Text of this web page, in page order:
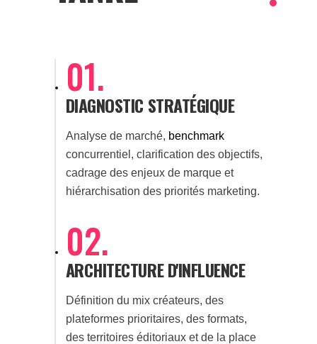
01.
DIAGNOSTIC STRATÉGIQUE
Analyse de marché, benchmark
concurrentiel, clarification des objectifs,
cadrage des enjeux de marque et
hiérarchisation des priorités marketing.
02.
ARCHITECTURE D'INFLUENCE
Définition du mix créateurs, des
plateformes prioritaires, des formats,
des territoires éditoriaux et de la place